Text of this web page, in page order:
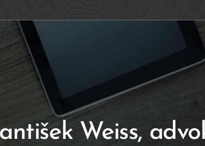
Weiss,